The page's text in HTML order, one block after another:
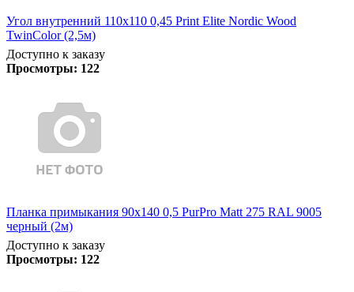
Угол внутренний 110х110 0,45 Print Elite Nordic Wood
TwinColor (2,5м)
Доступно к заказу
Просмотры: 122
Планка примыкания 90х140 0,5 PurPro Matt 275 RAL 9005
черный (2м)
Доступно к заказу
Просмотры: 122